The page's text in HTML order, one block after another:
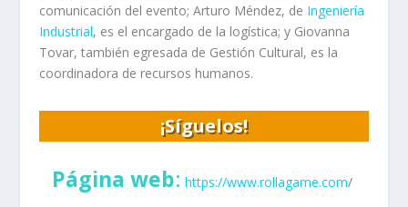
comunicación del evento; Arturo Méndez, de Ingeniería
Industrial, es el encargado de la logística; y Giovanna
Tovar, también egresada de Gestión Cultural, es la
coordinadora de recursos humanos.
¡Síguelos!
Página web: https://www.rollagame.com/